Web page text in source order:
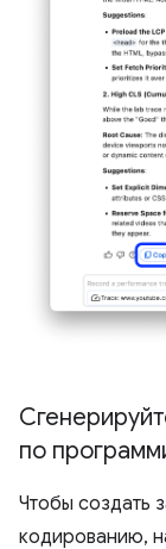
по
Чтобы создать
кодированию,